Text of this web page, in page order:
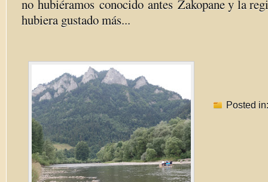
no hubiéramos conocido antes Zakopane y la
hubiera gustado más...
Posted